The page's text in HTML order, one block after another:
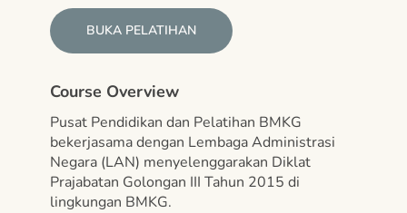
BUKA PELATIHAN
Course Overview
Pusat Pendidikan dan Pelatihan BMKG
bekerjasama dengan Lembaga Administrasi
Negara (LAN) menyelenggarakan Diklat
Prajabatan Golongan III Tahun 2015 di
lingkungan BMKG.